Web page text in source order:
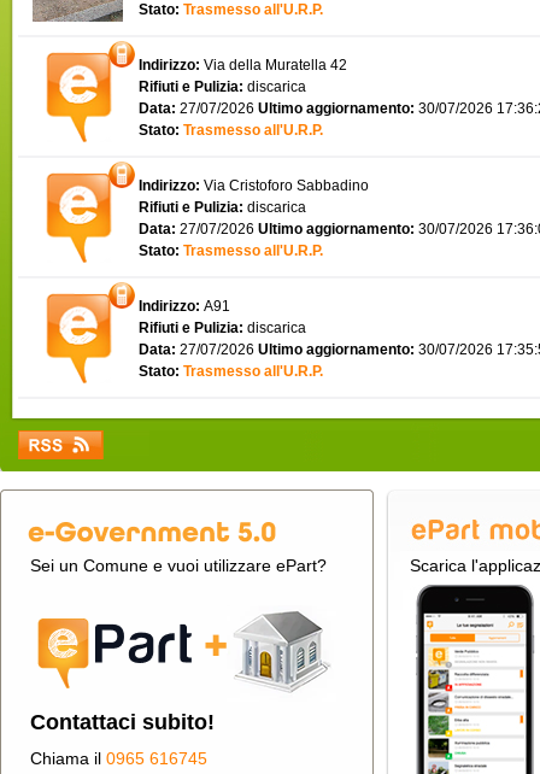
Stato: Trasmesso all'U.R.P.
Indirizzo: Via della Muratella 42
Rifiuti e Pulizia: discarica
Data: 27/07/2026 Ultimo aggiornamento: 30/07/2026
Stato: Trasmesso all'U.R.P.
Indirizzo: Via Cristoforo Sabbadino
Rifiuti e Pulizia: discarica
Data: 27/07/2026 Ultimo aggiornamento: 30/07/2026
Stato: Trasmesso all'U.R.P.
Indirizzo: A91
Rifiuti e Pulizia: discarica
Data: 27/07/2026 Ultimo aggiornamento: 30/07/2026
Stato: Trasmesso all'U.R.P.
Sei un Comune e vuoi utilizzare ePart?
Contattaci subito!
Chiama il 0965 616745
Scarica